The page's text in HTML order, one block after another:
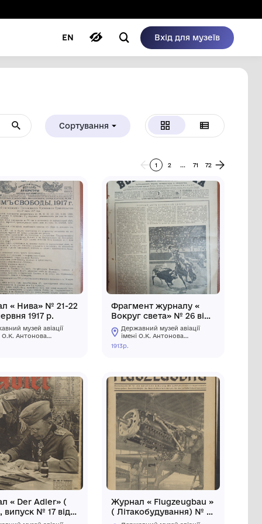
EN
Від А до Я
Нове
№ 22
року.
авіації
Журнал « Нива» № 21-22
від 3 червня 1917 р.
Державний музей авіації
імені О.К. Антонова
Державного
некомерційного
підприємства
"Державний університет
"Київський авіаційний
інститут»
1917р.